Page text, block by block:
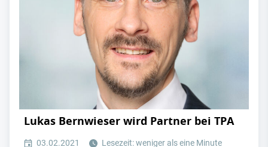
Lukas Bernwieser wird Partner bei TPA
03.02.2021 Lesezeit: weniger als eine Minute